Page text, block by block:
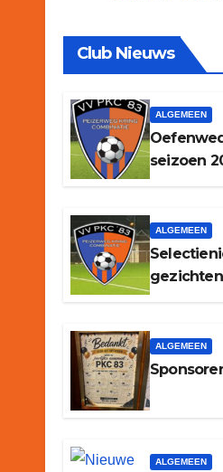
Club Nieuws
ALGEMEEN
seizoen
ALGEMEEN
ALGEMEEN
ALGEMEEN